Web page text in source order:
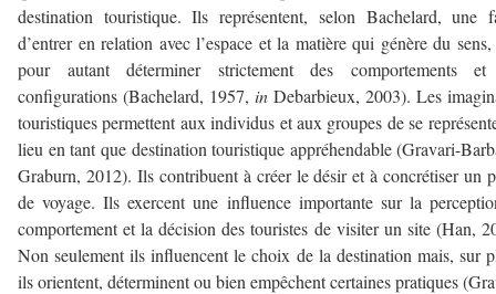
destination touristique. Ils représentent, selon Bachelard, une
d’entrer en relation avec l’espace et la matière qui génère du sens,
pour autant déterminer strictement des comportements
configurations (Bachelard, 1957, in Debarbieux, 2003). Les
touristiques permettent aux individus et aux groupes de se
lieu en tant que destination touristique appréhendable (Gravari-
Graburn, 2012). Ils contribuent à créer le désir et à concrétiser un
de voyage. Ils exercent une influence importante sur la
comportement et la décision des touristes de visiter un site (Han,
Non seulement ils influencent le choix de la destination mais, sur
ils orientent, déterminent ou bien empêchent certaines pratiques